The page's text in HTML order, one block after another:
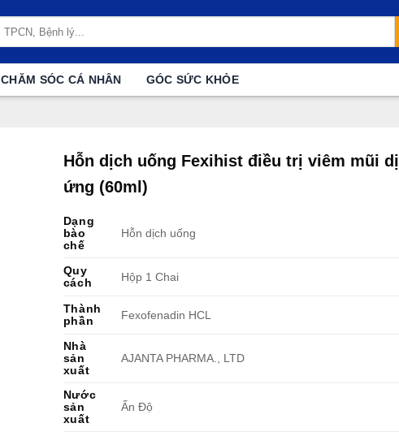
CHĂM SÓC CÁ NHÂN GÓC SỨC KHỎE
Hỗn dịch uống Fexihist điều trị viêm mũi dị
ứng (60ml)
Dạng
bào
chế
Hỗn dịch uống
Quy
cách
Hộp 1 Chai
Thành
phần
Fexofenadin HCL
Nhà
sản
xuất
AJANTA PHARMA., LTD
Nước
sản
xuất
Ấn Độ